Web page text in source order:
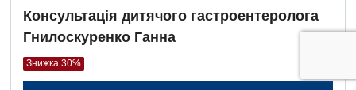
Консультація дитячого гастроентеролога
Гнилоскуренко Ганна
Знижка 30%